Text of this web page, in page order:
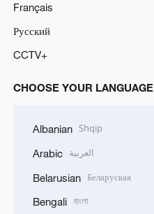
Français
Русский
CCTV+
CHOOSE YOUR LANGUAGE
Albanian Shqip
Arabic العربية
Belarusian Беларуская
Bengali বাংলা